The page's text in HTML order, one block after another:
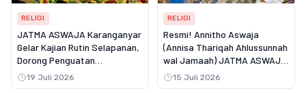
RELIGI
JATMA ASWAJA Karanganyar
Gelar Kajian Rutin Selapanan,
Dorong Penguatan
Spiritualitas dan Ekonomi
Umat
19 Juli 2026
RELIGI
Resmi! Annitho Aswaja
(Annisa Thariqah Ahlussunnah
wal Jamaah) JATMA ASWAJA
NTB Dikukuhkan, Garda
Terdepan Dakwah Perempuan
15 Juli 2026